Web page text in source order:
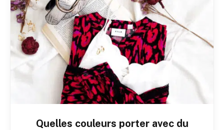
Quelles couleurs porter avec du